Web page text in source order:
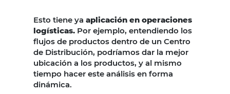
Esto tiene ya aplicación en operaciones
logísticas. Por ejemplo, entendiendo los
flujos de productos dentro de un Centro
de Distribución, podríamos dar la mejor
ubicación a los productos, y al mismo
tiempo hacer este análisis en forma
dinámica.